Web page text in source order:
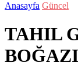
Anasayfa Güncel
TAHIL